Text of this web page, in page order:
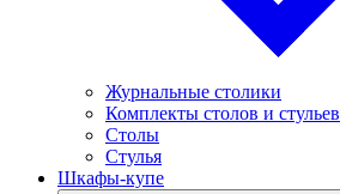
Журнальные столики
Комплекты столов и стульев
Столы
Стулья
Шкафы-купе